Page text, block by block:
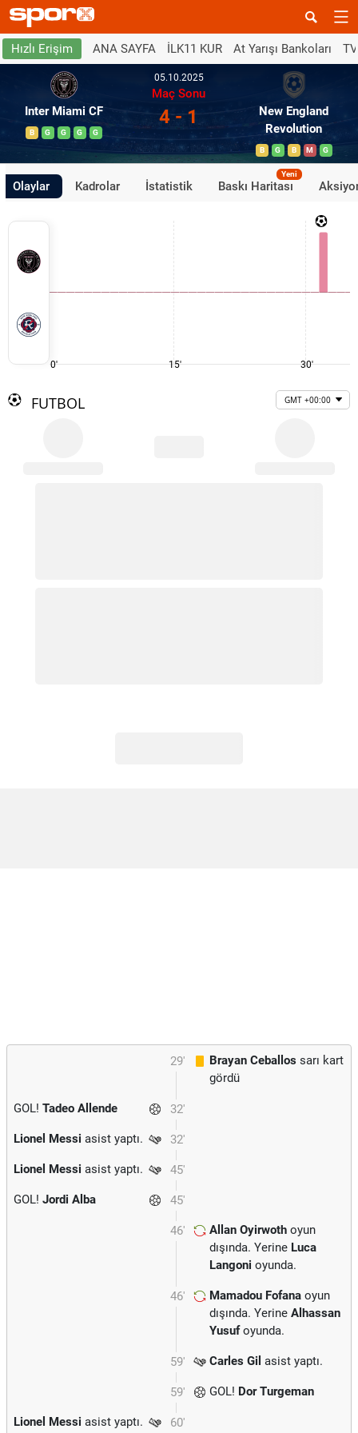
Hızlı Erişim ANA SAYFA İLK11 KUR At Yarışı Bankoları
Inter Miami CF
B G G G G
05.10.2025
Maç Sonu
4 - 1
New England
Revolution
B G B M G
Olaylar Kadrolar İstatistik Baskı Haritası
Yeni
0' 15' 30'
FUTBOL GMT +00:00
29' Brayan Ceballos sarı kart
gördü
32'
GOL! Tadeo Allende
32'
Lionel Messi asist yaptı.
45'
Lionel Messi asist yaptı.
45'
GOL! Jordi Alba
46' Allan Oyirwoth oyun
dışında. Yerine Luca
Langoni oyunda.
46' Mamadou Fofana oyun
dışında. Yerine Alhassan
Yusufoyunda.
59' Carles Gil asist yaptı.
59' GOL! Dor Turgeman
60'
Lionel Messi asist yaptı.